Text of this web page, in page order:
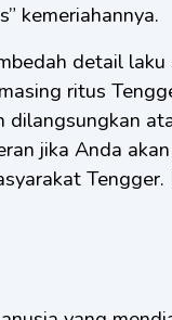
kemeriahannya.
detail
ritus
jika Anda